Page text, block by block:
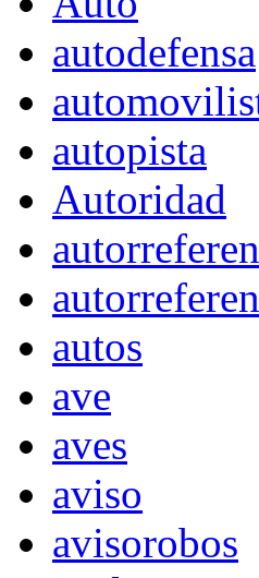
autodefensa
autopista
Autoridad
autos
ave
aves
aviso
avisorobos